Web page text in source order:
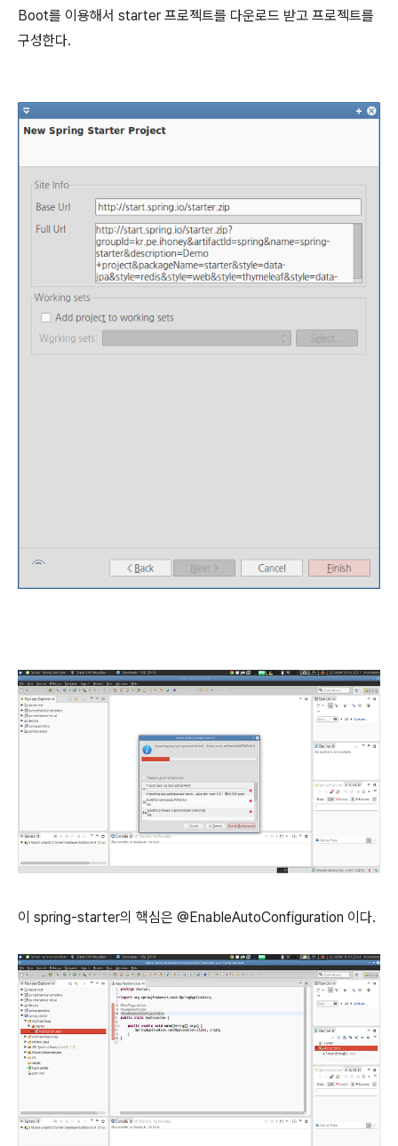
Boot를 이용해서 starter 프로젝트를 다운로드 받고 프로젝트를
구성한다.
이 spring-starter의 핵심은 @EnableAutoConfiguration 이다.